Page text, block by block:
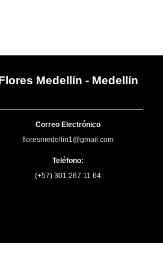
Medellín - Medellín
Correo Electrónico
floresmedellin1@gmail.com
Teléfono:
(+57) 301 267 11 64